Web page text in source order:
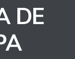
DE